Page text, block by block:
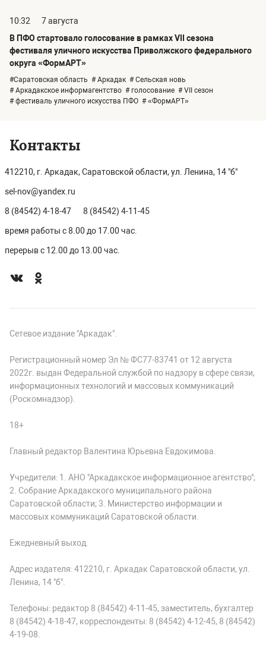
10:32
7 августа
В ПФО стартовало голосование в рамках VII сезона
фестиваля уличного искусства Приволжского федерального
округа «ФормАРТ»
#Саратовская область # Аркадак # Сельская новь
# Аркадакское информагентство # голосование # VII сезон
# фестиваль уличного искусства ПФО # «ФормАРТ»
Контакты
412210, г. Аркадак, Саратовской области, ул. Ленина, 14 "б"
sel-nov@yandex.ru
8 (84542) 4-18-47 8 (84542) 4-11-45
время работы с 8.00 до 17.00 час.
перерыв с 12.00 до 13.00 час.
Сетевое издание "Аркадак".
Регистрационный номер Эл № ФС77-83741 от 12 августа
2022г. выдан Федеральной службой по надзору в сфере связи,
информационных технологий и массовых коммуникаций
(Роскомнадзор).
18+
Главный редактор Валентина Юрьевна Евдокимова.
Учредители: 1. АНО "Аркадакское информационное агентство";
2. Собрание Аркадакского муниципального района
Саратовской области; 3. Министерство информации и
массовых коммуникаций Саратовской области.
Ежедневный выход.
Адрес издателя: 412210, г. Аркадак Саратовской области, ул.
Ленина, 14 "б".
Телефоны: редактор 8 (84542) 4-11-45, заместитель, бухгалтер
8 (84542) 4-18-47, корреспонденты: 8 (84542) 4-12-45, 8 (84542)
4-19-08.